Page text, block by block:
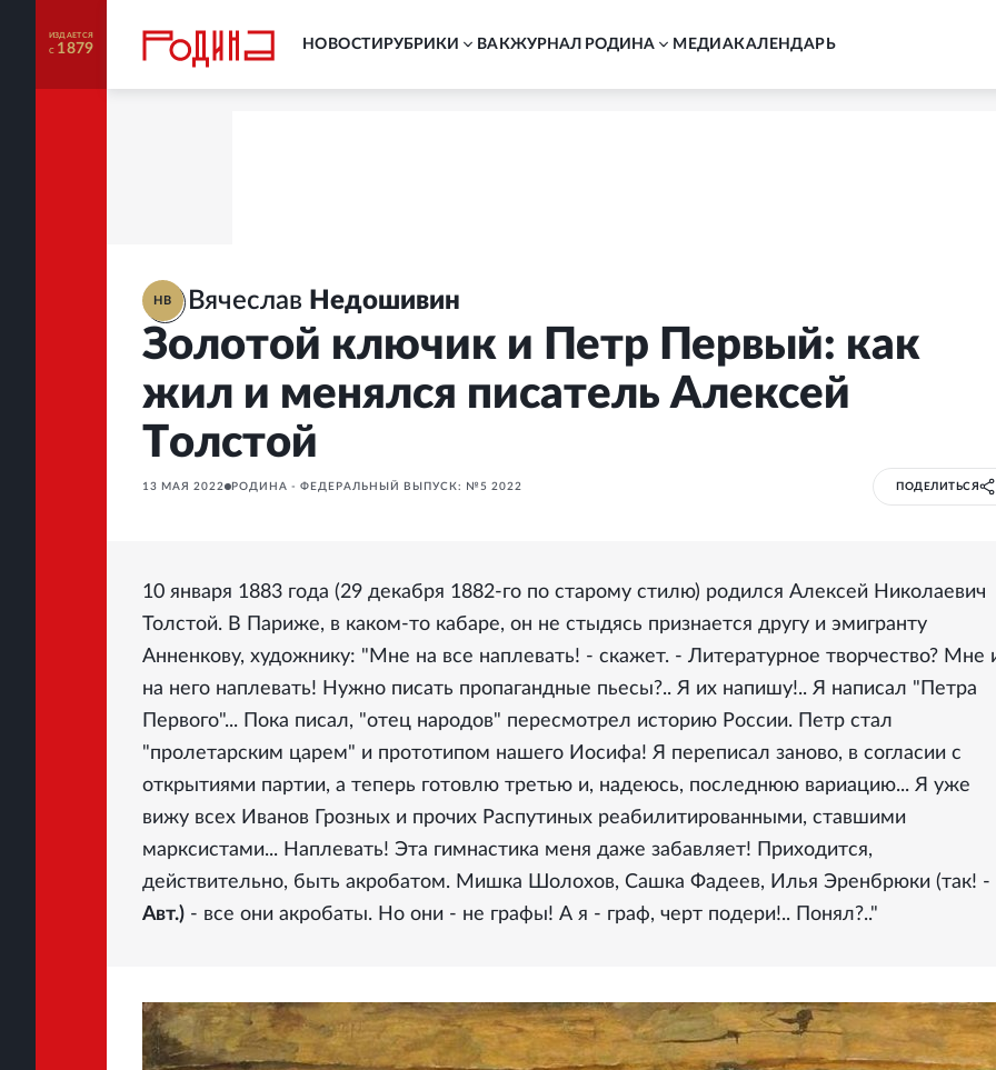
ИЗДАЕТСЯ
С 1879 НОВОСТИ РУБРИКИ ВАКЖУРНАЛ РОДИНА MЕДИА КАЛЕНДАРЬ
НВ Вячеслав Недошивин
Золотой ключик и Петр Первый: как
жил и менялся писатель Алексей
Толстой
13 МАЯ 2022 РОДИНА - ФЕДЕРАЛЬНЫЙ ВЫПУСК: №5 2022 ПОДЕЛИТЬСЯ
10 января 1883 года (29 декабря 1882-го по старому стилю) родился Алексей Николаевич
Толстой. В Париже, в каком-то кабаре, он не стыдясь признается другу и эмигранту
Анненкову, художнику: "Мне на все наплевать! - скажет. - Литературное творчество? Мне
на него наплевать! Нужно писать пропагандные пьесы?.. Я их напишу!.. Я написал "Петра
Первого"... Пока писал, "отец народов" пересмотрел историю России. Петр стал
"пролетарским царем" и прототипом нашего Иосифа! Я переписал заново, в согласии с
открытиями партии, а теперь готовлю третью и, надеюсь, последнюю вариацию... Я уже
вижу всех Иванов Грозных и прочих Распутиных реабилитированными, ставшими
марксистами... Наплевать! Эта гимнастика меня даже забавляет! Приходится,
действительно, быть акробатом. Мишка Шолохов, Сашка Фадеев, Илья Эренбрюки (так! -
Авт.) - все они акробаты. Но они - не графы! А я - граф, черт подери!.. Понял?.."